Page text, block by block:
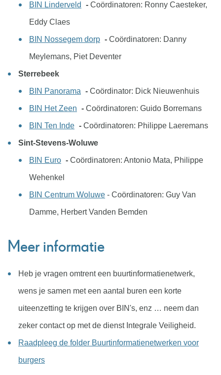
BIN Linderveld - Coördinatoren: Ronny Caesteker,
Eddy Claes
BIN Nossegem dorp - Coördinatoren: Danny
Meylemans, Piet Deventer
Sterrebeek
BIN Panorama - Coördinator: Dick Nieuwenhuis
BIN Het Zeen - Coördinatoren: Guido Borremans
BIN Ten Inde - Coördinatoren: Philippe Laeremans
Sint-Stevens-Woluwe
BIN Euro - Coördinatoren: Antonio Mata, Philippe
Wehenkel
BIN Centrum Woluwe - Coördinatoren: Guy Van
Damme, Herbert Vanden Bemden
Meer informatie
Heb je vragen omtrent een buurtinformatienetwerk,
wens je samen met een aantal buren een korte
uiteenzetting te krijgen over BIN's, enz … neem dan
zeker contact op met de dienst Integrale Veiligheid.
Raadpleeg de folder Buurtinformatienetwerken voor
burgers